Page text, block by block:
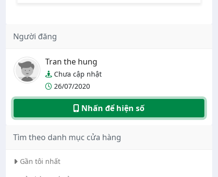
Người đăng
Tran the hung
Chưa cập nhật
26/07/2020
Nhấn để hiện số
Tìm theo danh mục cửa hàng
Gần tôi nhất